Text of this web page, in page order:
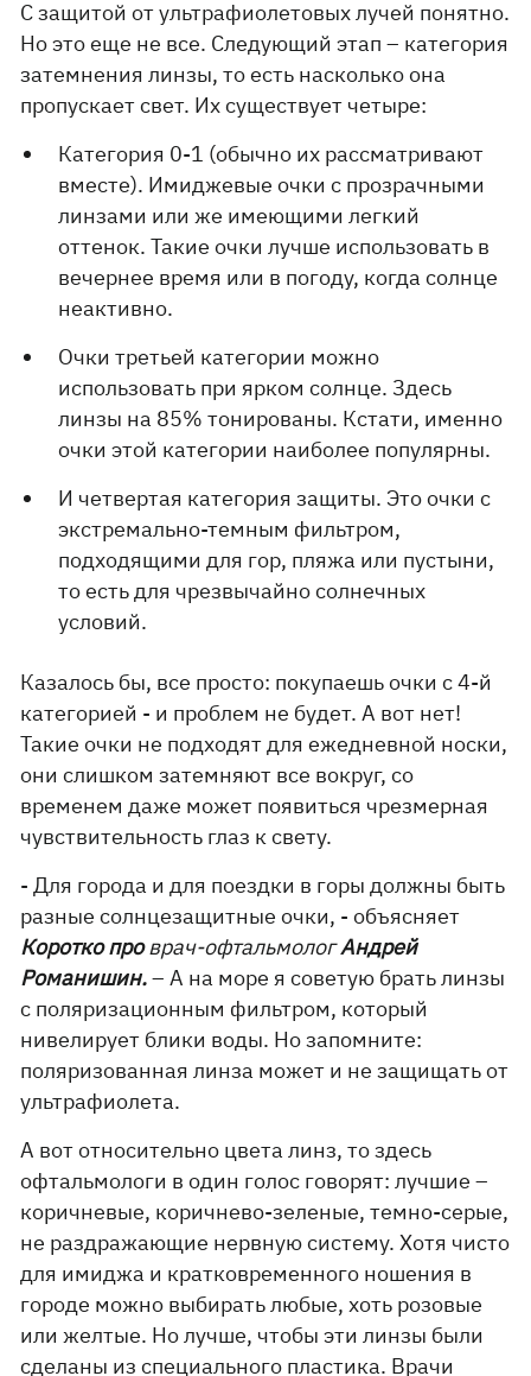
С защитой от ультрафиолетовых лучей понятно.
Но это еще не все. Следующий этап – категория
затемнения линзы, то есть насколько она
пропускает свет. Их существует четыре:
Категория 0-1 (обычно их рассматривают
вместе). Имиджевые очки с прозрачными
линзами или же имеющими легкий
оттенок. Такие очки лучше использовать в
вечернее время или в погоду, когда солнце
неактивно.
Очки третьей категории можно
использовать при ярком солнце. Здесь
линзы на 85% тонированы. Кстати, именно
очки этой категории наиболее популярны.
И четвертая категория защиты. Это очки с
экстремально-темным фильтром,
подходящими для гор, пляжа или пустыни,
то есть для чрезвычайно солнечных
условий.
Казалось бы, все просто: покупаешь очки с 4-й
категорией - и проблем не будет. А вот нет!
Такие очки не подходят для ежедневной носки,
они слишком затемняют все вокруг, со
временем даже может появиться чрезмерная
чувствительность глаз к свету.
- Для города и для поездки в горы должны быть
разные солнцезащитные очки, - объясняет
Коротко проврач-офтальмологАндрей
Романишин.– А на море я советую брать линзы
с поляризационным фильтром, который
нивелирует блики воды. Но запомните:
поляризованная линза может и не защищать от
ультрафиолета.
А вот относительно цвета линз, то здесь
офтальмологи в один голос говорят: лучшие –
коричневые, коричнево-зеленые, темно-серые,
не раздражающие нервную систему. Хотя чисто
для имиджа и кратковременного ношения в
городе можно выбирать любые, хоть розовые
или желтые. Но лучше, чтобы эти линзы были
сделаны из специального пластика. Врачи